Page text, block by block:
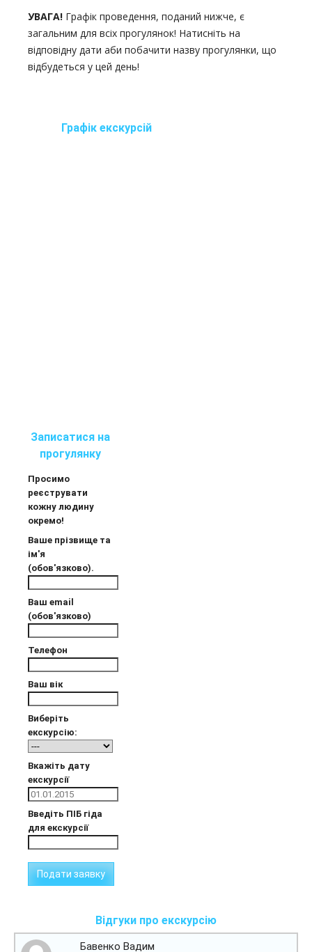
УВАГА! Графік проведення, поданий нижче, є
загальним для всіх прогулянок! Натисніть на
відповідну дати аби побачити назву прогулянки, що
відбудеться у цей день!
Графік екскурсій
Записатися на
прогулянку
Просимо
реєструвати
кожну людину
окремо!
Ваше прізвище та
ім'я
(обов'язково).
Ваш email
(обов'язково)
Телефон
Ваш вік
Виберіть
екскурсію:
Вкажіть дату
екскурсії
Введіть ПІБ гіда
для екскурсії
Відгуки про екскурсію
Бавенко Вадим